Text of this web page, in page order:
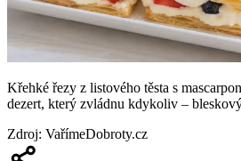
Křehké řezy z listového těsta s
dezert, který zvládnu kdykoliv –
Zdroj: VařímeDobroty.cz